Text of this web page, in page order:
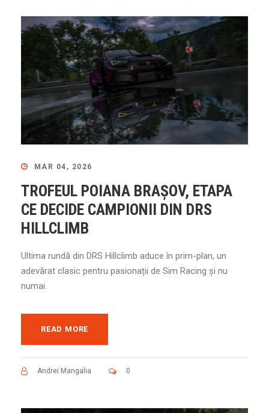
MAR 04, 2026
TROFEUL POIANA BRAȘOV, ETAPA
CE DECIDE CAMPIONII DIN DRS
HILLCLIMB
Ultima rundă din DRS Hillclimb aduce în prim-plan, un
adevărat clasic pentru pasionații de Sim Racing și nu
numai.
READ MORE
Andrei Mangalia 0